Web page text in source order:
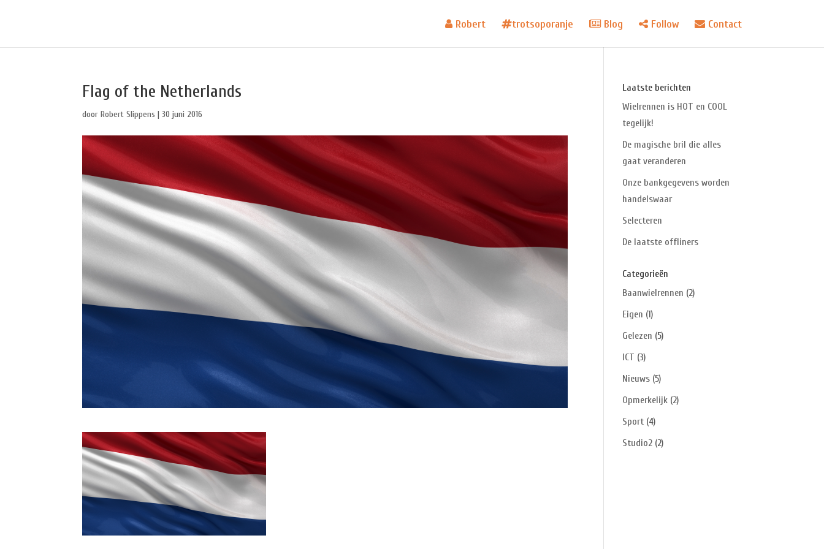
Robert trotsoporanje Blog Follow Contact
Flag of the Netherlands
doorRobert Slippens |30 juni 2016
Laatste berichten
Wielrennen is HOT en COOL
tegelijk!
De magische bril die alles
gaat veranderen
Onze bankgegevens worden
handelswaar
Selecteren
De laatste offliners
Categorieën
Baanwielrennen (2)
Eigen (1)
Gelezen (5)
ICT (3)
Nieuws (5)
Opmerkelijk (2)
Sport (4)
Studio2 (2)